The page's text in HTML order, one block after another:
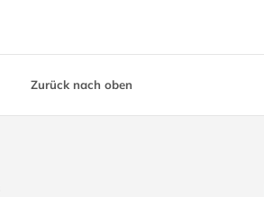
Zurück nach oben